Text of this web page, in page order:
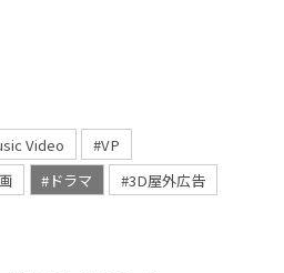
Video
#VP
#ドラマ
#3D屋外広告